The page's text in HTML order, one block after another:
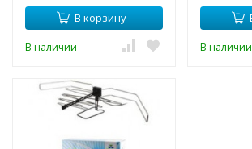
В корзину
В наличии В наличии